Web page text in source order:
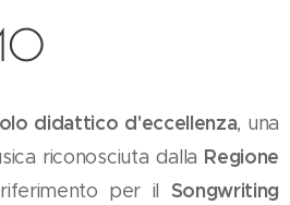
didattico d'eccellenza, una
riconosciuta dalla Regione
per il Songwriting